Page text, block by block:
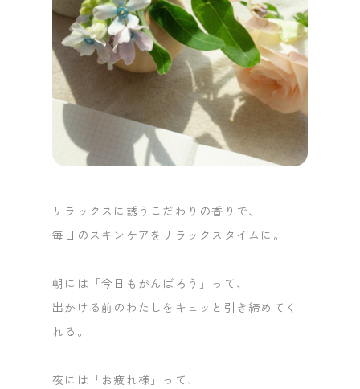
リラックスに誘うこだわりの香りで、
毎日のスキンケアをリラックスタイムに。
朝には「今日もがんばろう」って、
出かける前のわたしをキュッと引き締めてく
れる。
夜には「お疲れ様」って、